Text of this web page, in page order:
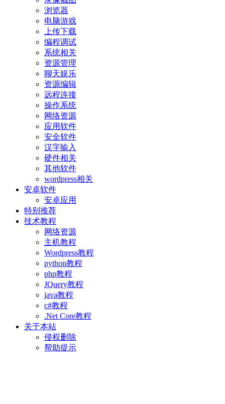
浏览器
电脑游戏
上传下载
编程调试
系统相关
资源管理
聊天娱乐
资源编辑
远程连接
操作系统
网络资源
应用软件
安全软件
汉字输入
硬件相关
其他软件
wordpress相关
安卓软件
安卓应用
特别推荐
技术教程
网络资源
主机教程
Wordpress教程
python教程
php教程
JQuery教程
java教程
c#教程
.Net Core教程
关于本站
侵权删除
帮助提示